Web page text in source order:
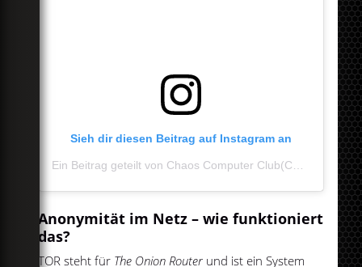
Sieh dir diesen Beitrag auf Instagram an
Anonymität im Netz – wie funktioniert
das?
TOR steht für The Onion Router und ist ein System